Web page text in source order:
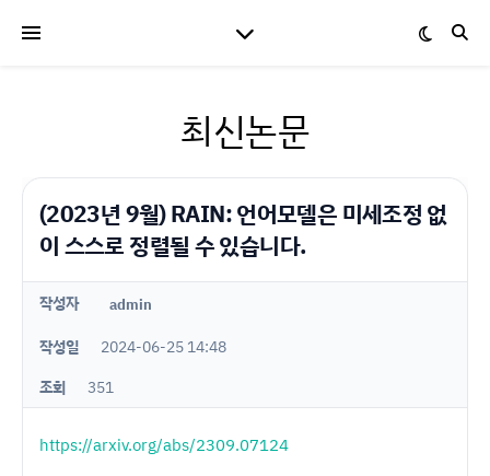
최신논문
(2023년 9월) RAIN: 언어모델은 미세조정 없
이 스스로 정렬될 수 있습니다.
작성자 admin
작성일
2024-06-25 14:48
조회
351
https://arxiv.org/abs/2309.07124